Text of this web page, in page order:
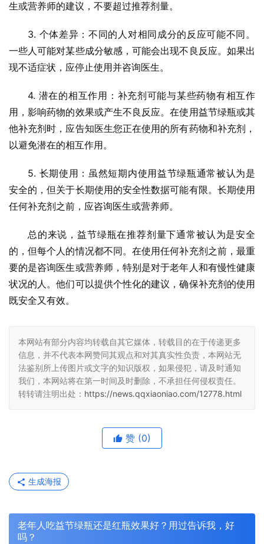
生或营养师的建议，不要超过推荐剂量。
3. 个体差异：不同的人对相同成分的反应可能不同。
一些人可能对某些成分敏感，可能会出现不良反应。如果出
现不适症状，应停止使用并咨询医生。
4. 潜在的相互作用：补充剂可能与某些药物有相互作
用，影响药物的效果或产生不良反应。在使用益节绿瓶或其
他补充剂时，应告知医生您正在使用的所有药物和补充剂，
以避免潜在的相互作用。
5. 长期使用：虽然短期内使用益节绿瓶通常被认为是
安全的，但关于长期使用的安全性数据可能有限。长期使用
任何补充剂之前，应咨询医生或营养师。
总的来说，益节绿瓶在推荐剂量下通常被认为是安全
的，但每个人的情况都不同。在使用任何补充剂之前，最重
要的是咨询医生或营养师，特别是对于老年人和有慢性健康
状况的人。他们可以提供个性化的建议，确保补充剂的使用
既安全又有效。
本网站有部分内容均转载自其它媒体，转载目的在于传递更多
信息，并不代表本网赞同其观点和对其真实性负责，本网站无
法鉴别所上传图片或文字的知识版权，如果侵犯，请及时通知
我们，本网站将在第一时间及时删除，不承担任何侵权责任。
转转请注明出处： https://news.qqxiaoniao.com/12778.html
赞 (0)
生成海报
老年人吃益节绿瓶还是红瓶效果好？用过告诉我，好
吗？